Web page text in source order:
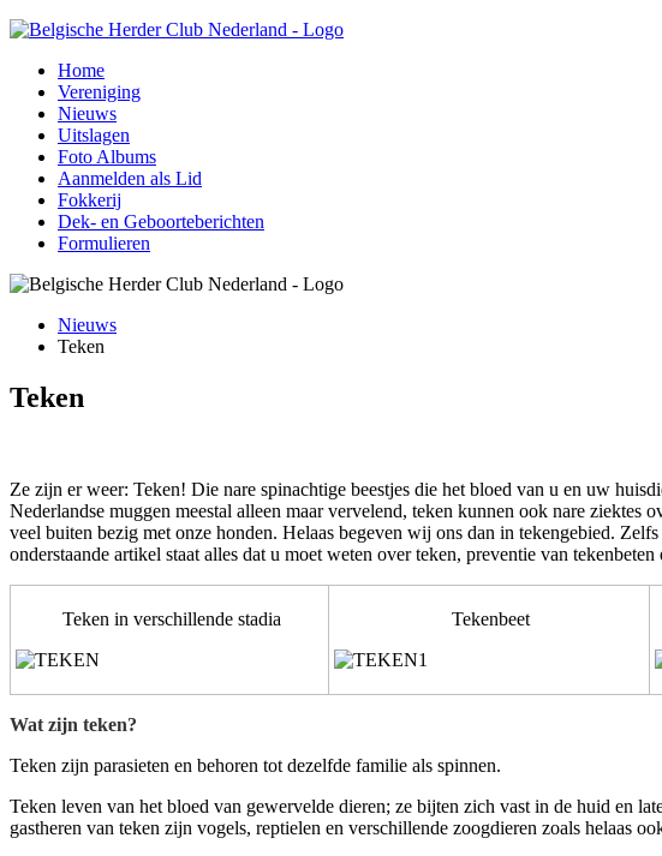
Home
Vereniging
Nieuws
Uitslagen
Foto Albums
Aanmelden als Lid
Fokkerij
Dek- en Geboorteberichten
Formulieren
Nieuws
Teken
Teken
Ze zijn er weer: Teken! Die nare spinachtige beestjes die het bloed van u en uw
Nederlandse muggen meestal alleen maar vervelend, teken kunnen ook nare ziektes
veel buiten bezig met onze honden. Helaas begeven wij ons dan in tekengebied.
onderstaande artikel staat alles dat u moet weten over teken, preventie van
Teken in verschillende stadia Tekenbeet
Wat zijn teken?
Teken zijn parasieten en behoren tot dezelfde familie als spinnen.
Teken leven van het bloed van gewervelde dieren; ze bijten zich vast in de huid en
gastheren van teken zijn vogels, reptielen en verschillende zoogdieren zoals helaas